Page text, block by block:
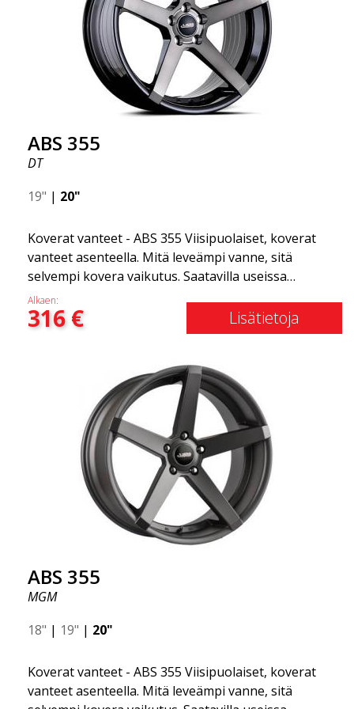
ABS 355
DT
19" | 20"
Koverat vanteet - ABS 355 Viisipuolaiset, koverat
vanteet asenteella. Mitä leveämpi vanne, sitä
selvempi kovera vaikutus. Saatavilla useissa
väriyhdistelmissä: Musta kiillotetuilla puolilla, Täysin
hopea tai Mattaharmaa. Yhteensopiva useimpien
markkinoilla olevien automerkkien kanssa. Valitset
erittäin korkealaatuinen ja erittäin kestävä. Mikä on
tehnyt ABS355:stä niin suositun Ruotsissa? Malli on
erittäin kovera, muoto on urheilullinen ja design on
tyylikäs. Tämä vanne malli on tehnyt itselleen nimen
vanteiden markkinoilla fantastisen ja ainutlaatuisen
suunnittelunsa ansiosta. ABS355:llä teet tavallisesta
autosta tyylikkäämmän. ABS355-vanteet jakaa
yksinoikeudella ABS Wheels.
Alkaen:
316€ Lisätietoja
ABS 355
MGM
18" | 19" | 20"
Koverat vanteet - ABS 355 Viisipuolaiset, koverat
vanteet asenteella. Mitä leveämpi vanne, sitä